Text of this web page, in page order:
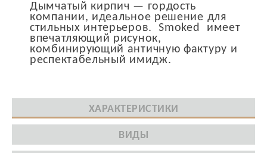
Дымчатый кирпич — гордость
компании, идеальное решение для
стильных интерьеров. Smoked имеет
впечатляющий рисунок,
комбинирующий античную фактуру и
респектабельный имидж.
ХАРАКТЕРИСТИКИ
ВИДЫ